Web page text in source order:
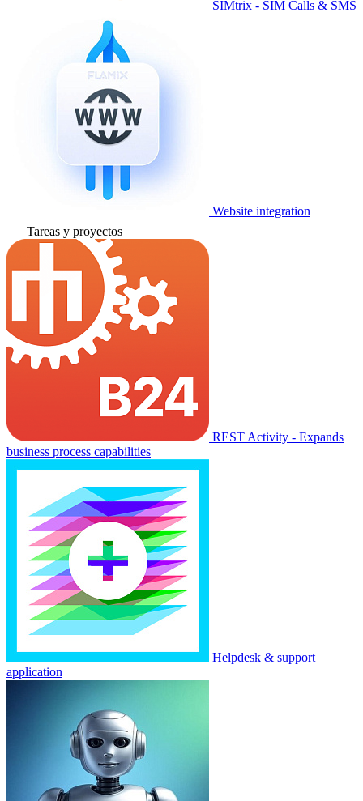
SIMtrix - SIM Calls & SMS
Website integration
Tareas y proyectos
REST Activity - Expands
business process capabilities
Helpdesk & support
application